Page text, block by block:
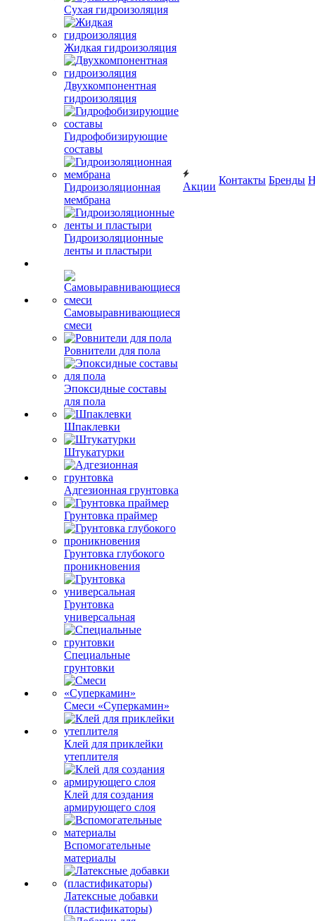
Сухая гидроизоляция
Жидкая гидроизоляция
Двухкомпонентная
гидроизоляция
Гидрофобизирующие
составы
Гидроизоляционная
мембрана
Гидроизоляционные
ленты и пластыри
Самовыравнивающиеся
смеси
Ровнители для пола
Эпоксидные составы
для пола
Шпаклевки
Штукатурки
Адгезионная грунтовка
Грунтовка праймер
Грунтовка глубокого
проникновения
Грунтовка
универсальная
Специальные
грунтовки
Смеси «Суперкамин»
Клей для приклейки
утеплителя
Клей для создания
армирующего слоя
Вспомогательные
материалы
Латексные добавки
(пластификаторы)
Акции
Контакты Бренды